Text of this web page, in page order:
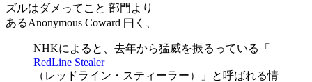
ズルはダメってこと 部門より
あるAnonymous Coward 曰く、
NHKによると、去年から猛威を振るっている「
RedLine Stealer
（レッドライン・スティーラー）」と呼ばれる情